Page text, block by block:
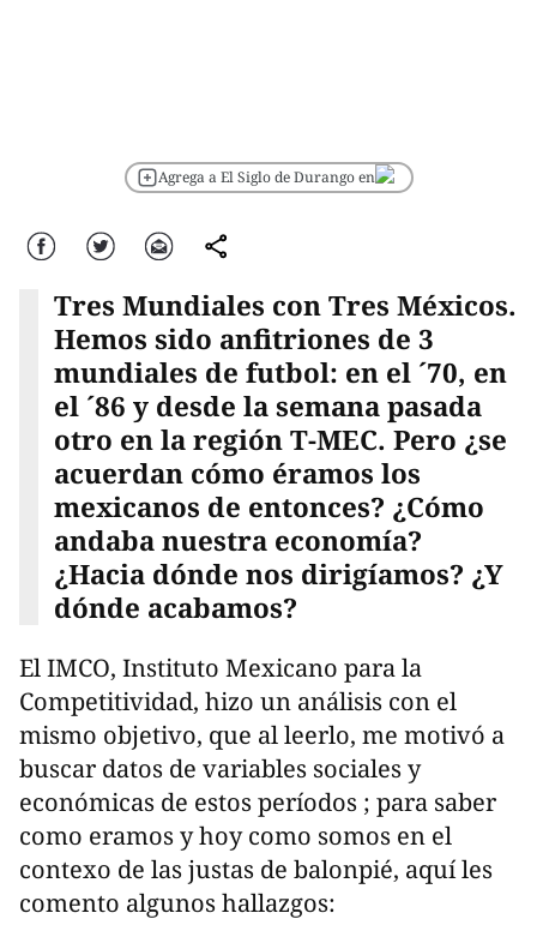
Agrega a El Siglo de Durango en
Facebook Twitter Correo comparte
Tres Mundiales con Tres Méxicos.
Hemos sido anfitriones de 3
mundiales de futbol: en el ´70, en
el ´86 y desde la semana pasada
otro en la región T-MEC. Pero ¿se
acuerdan cómo éramos los
mexicanos de entonces? ¿Cómo
andaba nuestra economía?
¿Hacia dónde nos dirigíamos? ¿Y
dónde acabamos?
El IMCO, Instituto Mexicano para la
Competitividad, hizo un análisis con el
mismo objetivo, que al leerlo, me motivó a
buscar datos de variables sociales y
económicas de estos períodos ; para saber
como eramos y hoy como somos en el
contexo de las justas de balonpié, aquí les
comento algunos hallazgos: